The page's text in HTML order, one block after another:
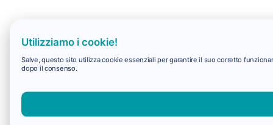
Utilizziamo i cookie!
Salve, questo sito utilizza cookie essenziali per garantire il suo corretto
dopo il consenso.